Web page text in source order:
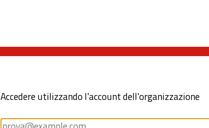
Accedere utilizzando l'account dell'organizzazione